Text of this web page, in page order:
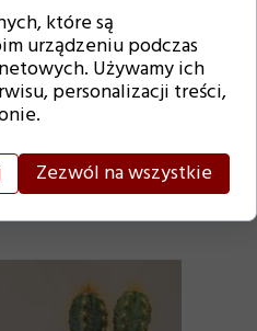
kwiatami Turek |
wzór 4
które są
urządzeniu podczas
Używamy ich
personalizacji treści,
Zezwól na wszystkie